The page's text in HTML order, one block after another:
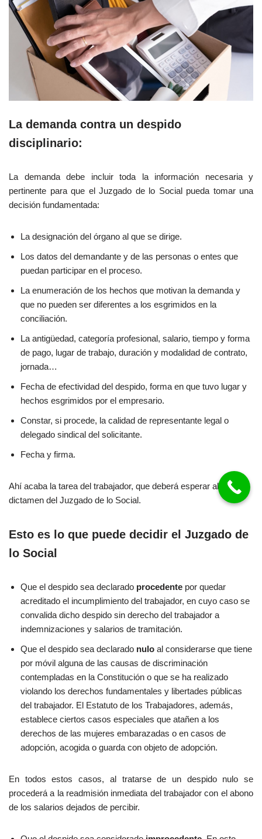
La demanda contra un despido
disciplinario:
La demanda debe incluir toda la información necesaria y
pertinente para que el Juzgado de lo Social pueda tomar una
decisión fundamentada:
La designación del órgano al que se dirige.
Los datos del demandante y de las personas o entes que
puedan participar en el proceso.
La enumeración de los hechos que motivan la demanda y
que no pueden ser diferentes a los esgrimidos en la
conciliación.
La antigüedad, categoría profesional, salario, tiempo y forma
de pago, lugar de trabajo, duración y modalidad de contrato,
jornada…
Fecha de efectividad del despido, forma en que tuvo lugar y
hechos esgrimidos por el empresario.
Constar, si procede, la calidad de representante legal o
delegado sindical del solicitante.
Fecha y firma.
Ahí acaba la tarea del trabajador, que deberá esperar al
dictamen del Juzgado de lo Social.
Esto es lo que puede decidir el Juzgado de
lo Social
Que el despido sea declarado procedente por quedar
acreditado el incumplimiento del trabajador, en cuyo caso se
convalida dicho despido sin derecho del trabajador a
indemnizaciones y salarios de tramitación.
Que el despido sea declarado nulo al considerarse que tiene
por móvil alguna de las causas de discriminación
contempladas en la Constitución o que se ha realizado
violando los derechos fundamentales y libertades públicas
del trabajador. El Estatuto de los Trabajadores, además,
establece ciertos casos especiales que atañen a los
derechos de las mujeres embarazadas o en casos de
adopción, acogida o guarda con objeto de adopción.
En todos estos casos, al tratarse de un despido nulo se
procederá a la readmisión inmediata del trabajador con el abono
de los salarios dejados de percibir.